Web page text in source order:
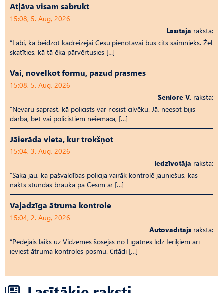
Atļāva visam sabrukt
15:08, 5. Aug, 2026
Lasītāja raksta:
“Labi, ka beidzot kādreizējai Cēsu pienotavai būs cits saimnieks. Žēl
skatīties, kā tā ēka pārvērtusies […]
Vai, novelkot formu, pazūd prasmes
15:08, 5. Aug, 2026
Seniore V. raksta:
“Nevaru saprast, kā policists var nosist cilvēku. Jā, neesot bijis
darbā, bet vai policistiem neiemāca, […]
Jāierāda vieta, kur trokšņot
15:04, 3. Aug, 2026
Iedzīvotāja raksta:
“Saka jau, ka pašvaldības policija vairāk kontrolē jauniešus, kas
nakts stundās braukā pa Cēsīm ar […]
Vajadzīga ātruma kontrole
15:04, 2. Aug, 2026
Autovadītājs raksta:
“Pēdējais laiks uz Vid­ze­mes šosejas no Līgatnes līdz Ieriķiem arī
ieviest ātruma kontroles posmu. Citādi […]